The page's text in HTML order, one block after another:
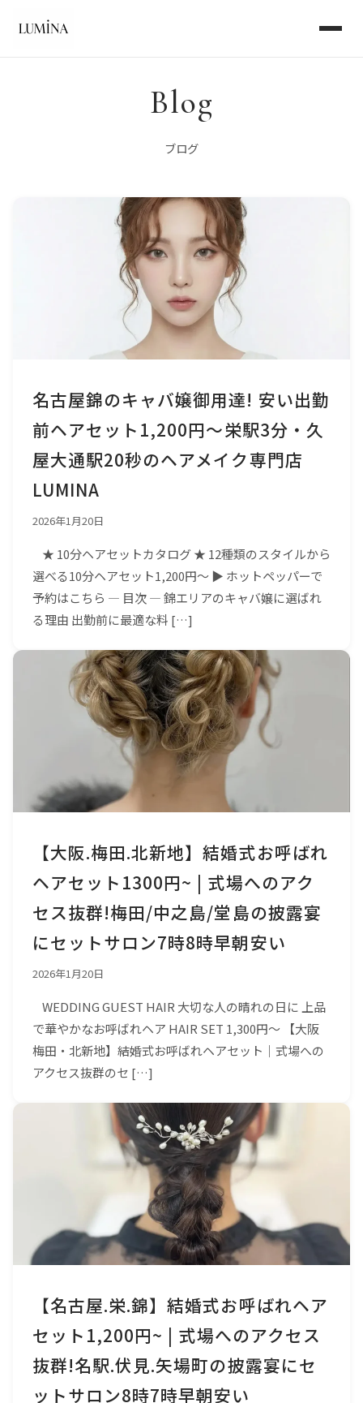
Blog
ブログ
名古屋錦のキャバ嬢御用達! 安い出勤
前ヘアセット1,200円～栄駅3分・久
屋大通駅20秒のヘアメイク専門店
LUMINA
2026年1月20日
★ 10分ヘアセットカタログ ★ 12種類のスタイルから
選べる10分ヘアセット1,200円〜 ▶ ホットペッパーで
予約はこちら ― 目次 ― 錦エリアのキャバ嬢に選ばれ
る理由 出勤前に最適な料 […]
【大阪.梅田.北新地】結婚式お呼ばれ
ヘアセット1300円~ | 式場へのアク
セス抜群!梅田/中之島/堂島の披露宴
にセットサロン7時8時早朝安い
2026年1月20日
WEDDING GUEST HAIR 大切な人の晴れの日に 上品
で華やかなお呼ばれヘア HAIR SET 1,300円〜 【大阪
梅田・北新地】結婚式お呼ばれヘアセット｜式場への
アクセス抜群のセ […]
【名古屋.栄.錦】結婚式お呼ばれヘア
セット1,200円~ | 式場へのアクセス
抜群!名駅.伏見.矢場町の披露宴にセ
ットサロン8時7時早朝安い